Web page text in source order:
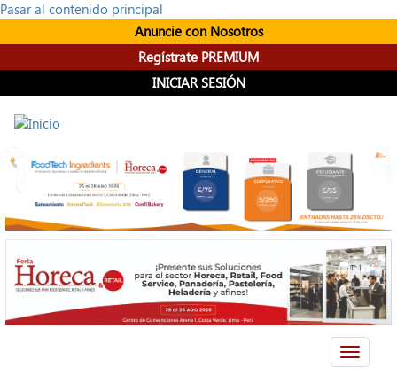
Pasar al contenido principal
Anuncie con Nosotros
Regístrate PREMIUM
INICIAR SESIÓN
Toggle